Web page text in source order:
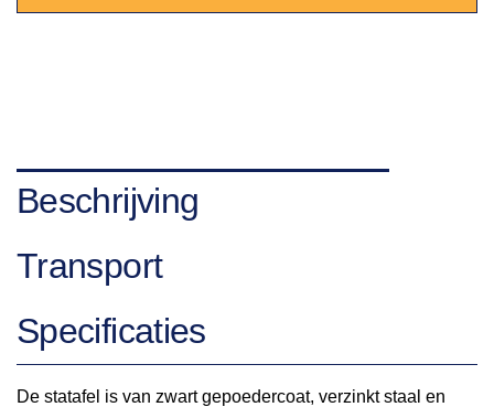
Beschrijving
Transport
Specificaties
De statafel is van zwart gepoedercoat, verzinkt staal en